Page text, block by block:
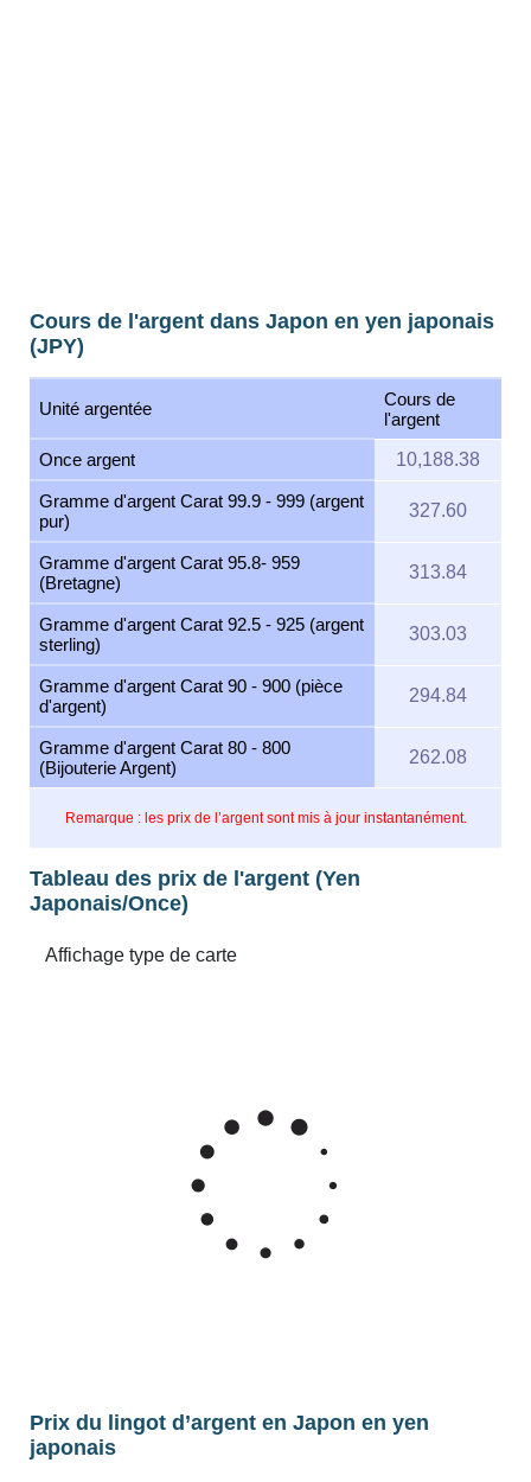
Cours de l'argent dans Japon en yen japonais
(JPY)
Unité argentée
Cours de
l'argent
Remarque : les prix de l’argent sont mis à jour instantanément.
Once argent 10,188.38
Gramme d'argent Carat 99.9 - 999 (argent
pur)
327.60
Gramme d'argent Carat 95.8- 959
(Bretagne)
313.84
Gramme d'argent Carat 92.5 - 925 (argent
sterling)
303.03
Gramme d'argent Carat 90 - 900 (pièce
d'argent)
294.84
Gramme d'argent Carat 80 - 800
(Bijouterie Argent)
262.08
Tableau des prix de l'argent (Yen
Japonais/Once)
Prix du lingot d’argent en Japon en yen
japonais